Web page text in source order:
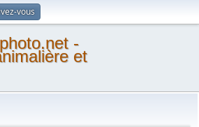
vous
-
et